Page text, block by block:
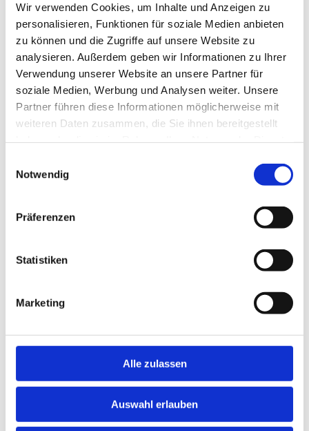
Wir verwenden Cookies, um Inhalte und Anzeigen zu
personalisieren, Funktionen für soziale Medien anbieten
zu können und die Zugriffe auf unsere Website zu
analysieren. Außerdem geben wir Informationen zu Ihrer
Verwendung unserer Website an unsere Partner für
soziale Medien, Werbung und Analysen weiter. Unsere
Partner führen diese Informationen möglicherweise mit
weiteren Daten zusammen, die Sie ihnen bereitgestellt
Notwendig
Präferenzen
Statistiken
Marketing
Alle zulassen
Auswahl erlauben
den Skagafjord
von Reykjavik entfernt im schönen Skagafjord.
Der Fjord ist bekannt für Pferdezucht, die
schönen Inseln Drangey und Malmey und nicht
Schnee im Winter und die geringste
Niederschlagsmenge über Sommer.
Mit dem Auto dauert die Fahrt von Keflavik nach
Reykjavik ca. 45 min und von Reykjavik zu uns
in den Norden ungefähr 3.5 Stunden. Auf der
Strecke sind ca alle 80-100 km Raststätten, wo
man auf die Toilette gehen, essen oder tanken
Die Strecke an sich bietet schon einen schönen